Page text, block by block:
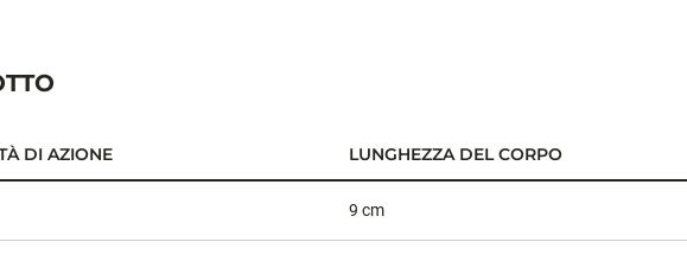
DI AZIONE LUNGHEZZA DEL CORPO
9 cm